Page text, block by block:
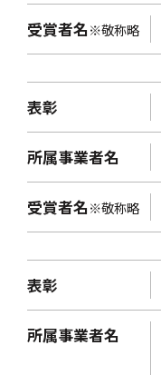
受賞者名※敬称略
表彰
所属事業者名
受賞者名※敬称略
表彰
所属事業者名